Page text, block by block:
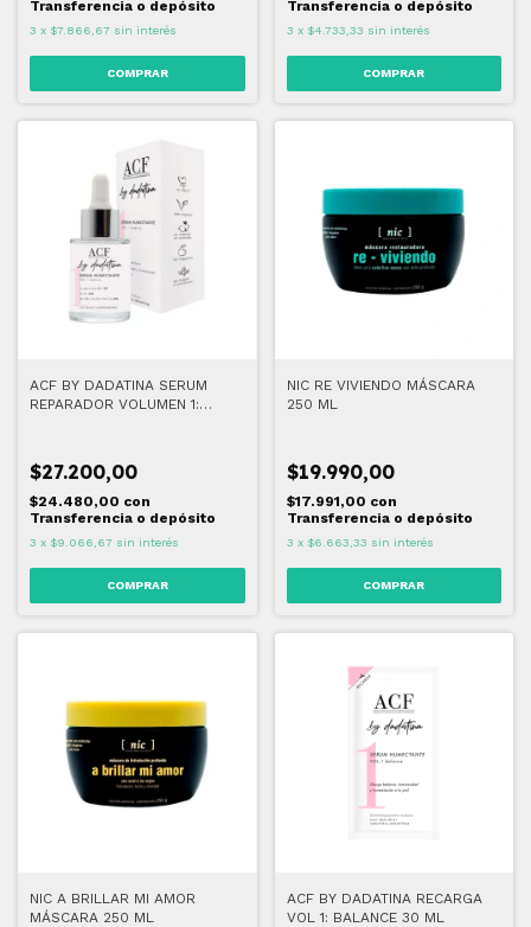
Transferencia o depósito
3 x $7.866,67 sin interés
Transferencia o depósito
3 x $4.733,33 sin interés
ACF BY DADATINA SERUM
REPARADOR VOLUMEN 1:
$27.200,00
$24.480,00 con
Transferencia o depósito
3 x $9.066,67 sin interés
NIC RE VIVIENDO MÁSCARA
250 ML
$19.990,00
$17.991,00 con
Transferencia o depósito
3 x $6.663,33 sin interés
NIC A BRILLAR MI AMOR
MÁSCARA 250 ML
ACF BY DADATINA RECARGA
VOL 1: BALANCE 30 ML